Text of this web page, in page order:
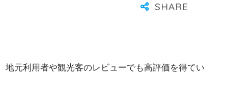
元利用者や観光客のレビューでも高評価を得てい